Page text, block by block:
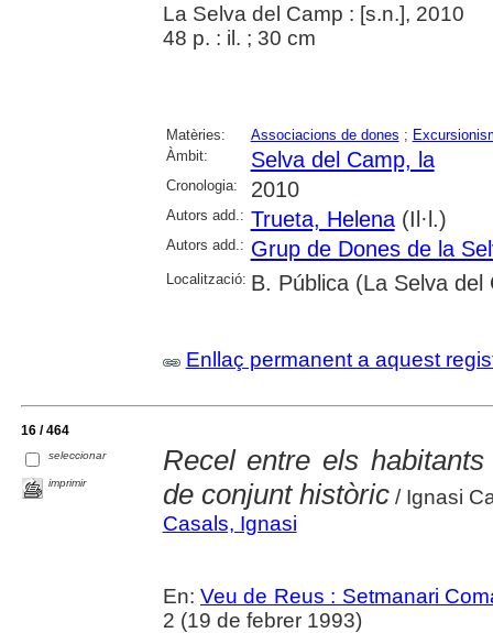
La Selva del Camp : [s.n.], 2010
48 p. : il. ; 30 cm
Matèries: Associacions de dones ;
Àmbit:
Selva del Camp, la
Cronologia: 2010
Autors add.: Trueta, Helena(Il·l.)
Autors add.: Grup de Dones de la
Localització: B. Pública (La Selva del
Enllaç permanent a aquest
16 / 464
seleccionar
imprimir
Recel entre els
de conjunt històric/ Ignasi
Casals, Ignasi
En: Veu de Reus : Setmanari
2 (19 de febrer 1993)